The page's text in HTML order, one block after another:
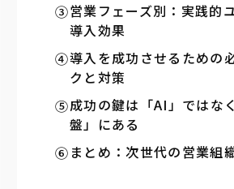
営業フェーズ別：実践的
導入効果
導入を成功させるための
クと対策
成功の鍵は「AI」ではな
盤」にある
まとめ：次世代の営業組